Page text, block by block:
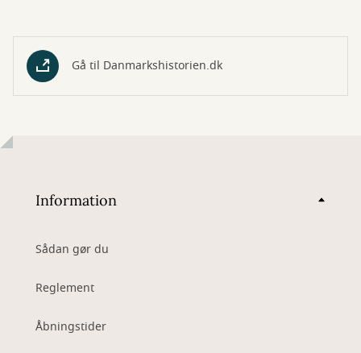
Gå til Danmarkshistorien.dk
Information
Sådan gør du
Reglement
Åbningstider